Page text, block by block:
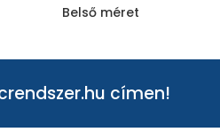
Belső méret
címen!